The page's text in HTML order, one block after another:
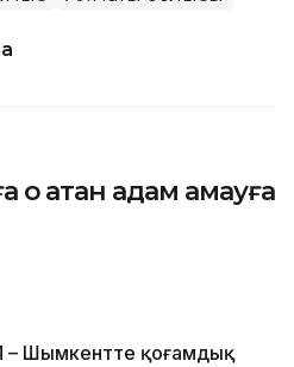
атқан адам қамауға
Шымкентте қоғамдық